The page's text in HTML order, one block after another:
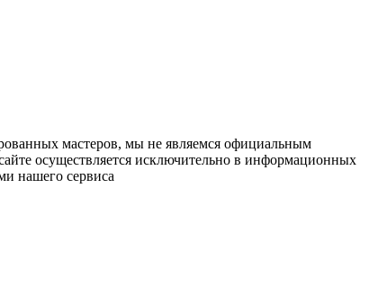
мастеров, мы не являемся официальным
осуществляется исключительно в информационных
нашего сервиса